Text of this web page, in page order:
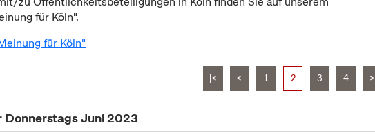
für Köln".
für Köln"
|< < 1 2 3 4 >
Donnerstags Juni 2023